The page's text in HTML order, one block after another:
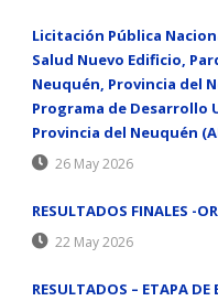
Licitación Pública
Salud Nuevo Edificio,
Neuquén, Provincia del
Programa de Desarrollo
Provincia del Neuquén
26 May 2026
RESULTADOS FINALES -
22 May 2026
RESULTADOS – ETAPA DE